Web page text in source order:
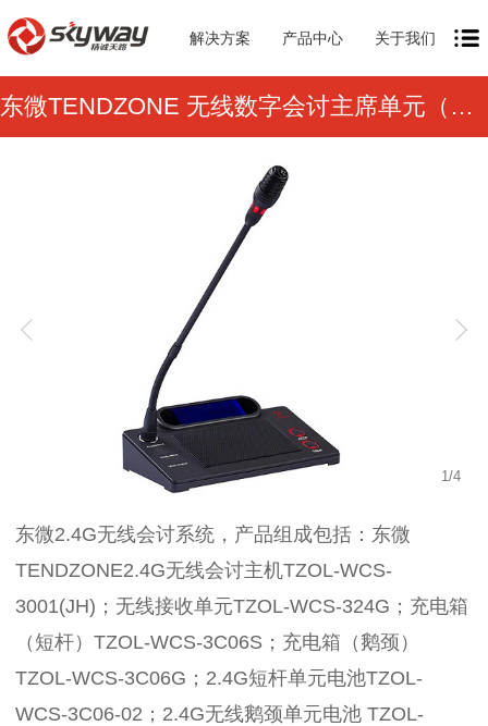
解决方案 产品中心 关于我们
东微TENDZONE 无线数字会讨主席单元（鹅颈）TZOL-WCS-3001C
1/4
东微2.4G无线会讨系统，产品组成包括：东微
TENDZONE2.4G无线会讨主机TZOL-WCS-
3001(JH)；无线接收单元TZOL-WCS-324G；充电箱
（短杆）TZOL-WCS-3C06S；充电箱（鹅颈）
TZOL-WCS-3C06G；2.4G短杆单元电池TZOL-
WCS-3C06-02；2.4G无线鹅颈单元电池 TZOL-